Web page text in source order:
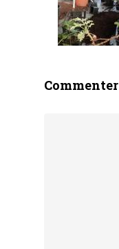
Commenter